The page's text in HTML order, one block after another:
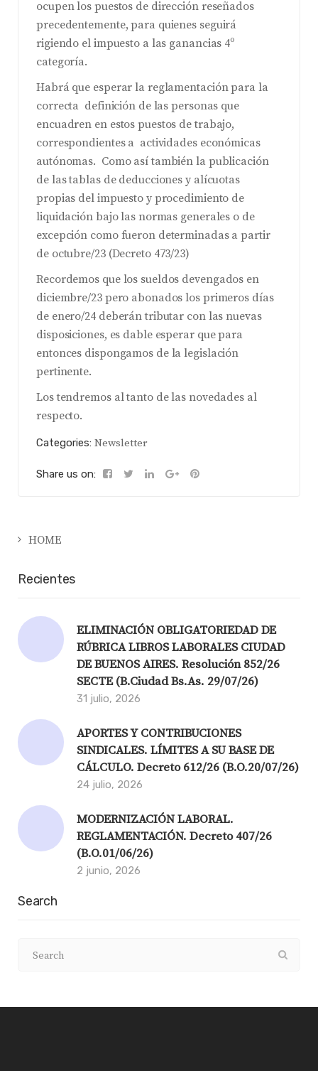
ocupen los puestos de dirección reseñados
precedentemente, para quienes seguirá
rigiendo el impuesto a las ganancias 4º
categoría.
Habrá que esperar la reglamentación para la
correcta definición de las personas que
encuadren en estos puestos de trabajo,
correspondientes a actividades económicas
autónomas. Como así también la publicación
de las tablas de deducciones y alícuotas
propias del impuesto y procedimiento de
liquidación bajo las normas generales o de
excepción como fueron determinadas a partir
de octubre/23 (Decreto 473/23)
Recordemos que los sueldos devengados en
diciembre/23 pero abonados los primeros días
de enero/24 deberán tributar con las nuevas
disposiciones, es dable esperar que para
entonces dispongamos de la legislación
pertinente.
Los tendremos al tanto de las novedades al
respecto.
Categories: Newsletter
Share us on:
HOME
Recientes
ELIMINACIÓN OBLIGATORIEDAD DE
RÚBRICA LIBROS LABORALES CIUDAD
DE BUENOS AIRES. Resolución 852/26
SECTE (B.Ciudad Bs.As. 29/07/26)
31 julio, 2026
APORTES Y CONTRIBUCIONES
SINDICALES. LÍMITES A SU BASE DE
CÁLCULO. Decreto 612/26 (B.O.20/07/26)
24 julio, 2026
MODERNIZACIÓN LABORAL.
REGLAMENTACIÓN. Decreto 407/26
(B.O.01/06/26)
2 junio, 2026
Search